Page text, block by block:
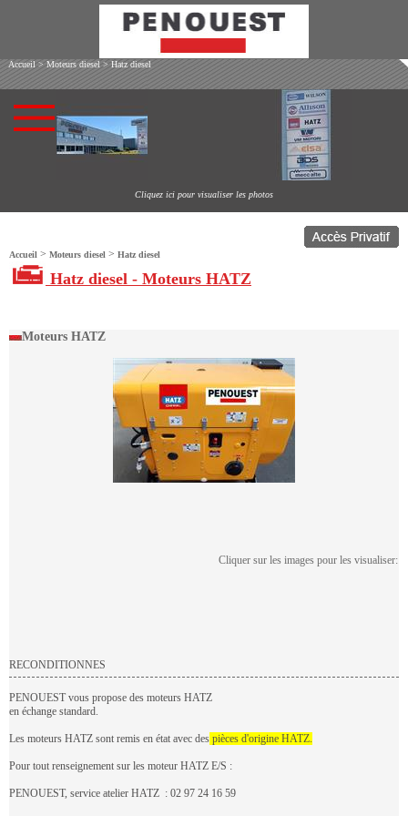
Accueil>Moteurs diesel> Hatz diesel
Cliquez ici pour visualiser les photos
Accueil > Moteurs diesel > Hatz diesel
Hatz diesel - Moteurs HATZ
Moteurs HATZ
Cliquer sur les images pour les visualiser:
RECONDITIONNES
PENOUEST vous propose des moteurs HATZ
en échange standard.
Les moteurs HATZ sont remis en état avec des pièces d'origine HATZ.
Pour tout renseignement sur les moteur HATZ E/S :
PENOUEST, service atelier HATZ : 02 97 24 16 59